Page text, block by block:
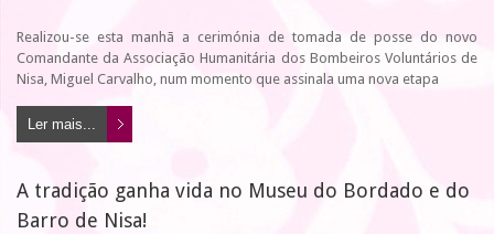
Realizou-se esta manhã a cerimónia de tomada de posse do novo
Comandante da Associação Humanitária dos Bombeiros Voluntários de
Nisa, Miguel Carvalho, num momento que assinala uma nova etapa
Ler mais...
A tradição ganha vida no Museu do Bordado e do
Barro de Nisa!